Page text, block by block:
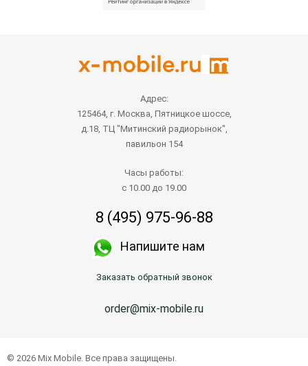
Адрес:
125464, г. Москва, Пятницкое шоссе,
д.18, ТЦ "Митинский радиорынок",
павильон 154
Часы работы:
с 10.00 до 19.00
8 (495) 975-96-88
Напишите нам
Заказать обратный звонок
order@mix-mobile.ru
© 2026 Mix Mobile. Все права защищены.